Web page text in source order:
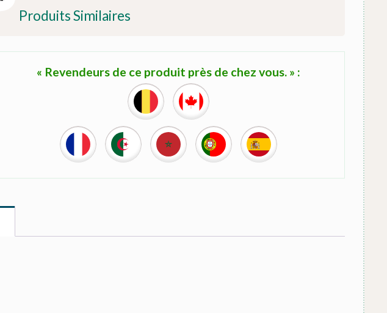
Produits Similaires
« Revendeurs de ce produit près de chez vous. » :